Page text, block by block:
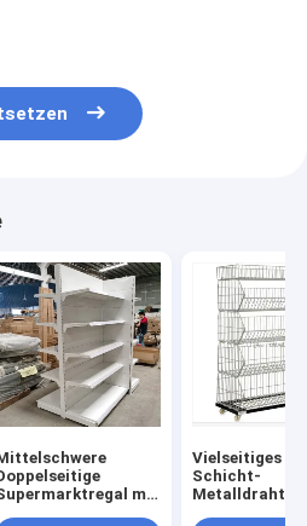
mit
Vielseitiges 5-
Schicht-